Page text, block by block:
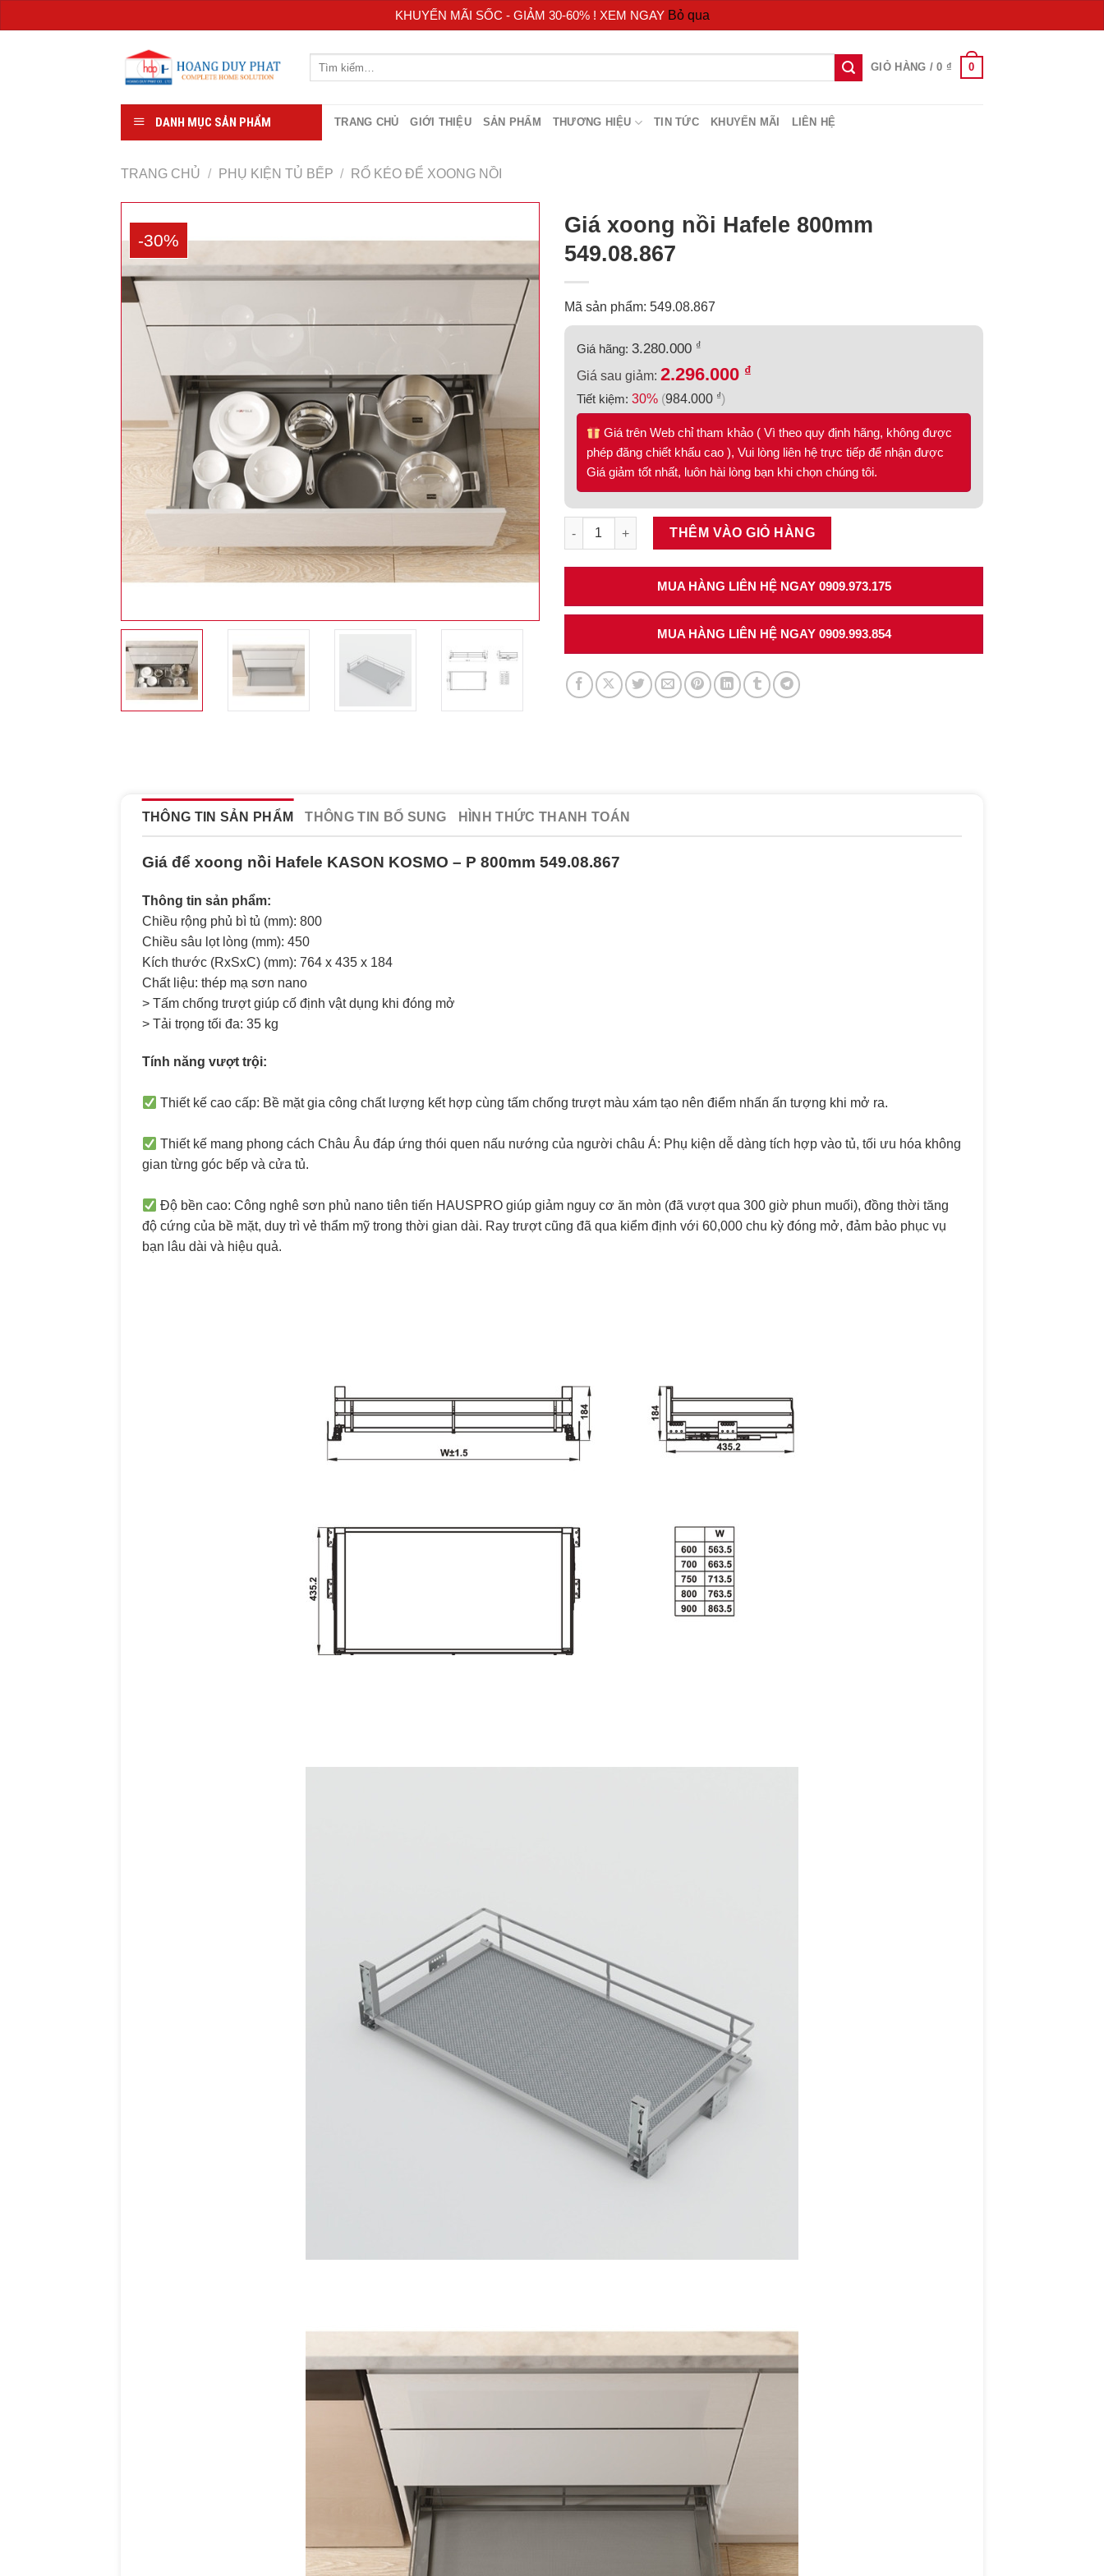
KHUYẾN MÃI SỐC - GIẢM 30-60% ! XEM NGAY Bỏ qua
GIỎ HÀNG /0 ₫ 0
DANH MỤC SẢN PHẨM TRANG CHỦ GIỚI THIỆU SẢN PHẨM THƯƠNG HIỆU TIN TỨC KHUYẾN MÃI LIÊN HỆ
TRANG CHỦ / PHỤ KIỆN TỦ BẾP / RỔ KÉO ĐỂ XOONG NỒI
-30%
Giá xoong nồi Hafele 800mm
549.08.867
Mã sản phẩm: 549.08.867
Giá hãng: 3.280.000 ₫
Giá sau giảm: 2.296.000 ₫
Tiết kiệm: 30% (984.000 ₫)
Giá trên Web chỉ tham khảo ( Vì theo quy định hãng, không được
phép đăng chiết khấu cao ), Vui lòng liên hệ trực tiếp để nhận được
Giá giảm tốt nhất, luôn hài lòng bạn khi chọn chúng tôi.
Giá xoong nồi Hafele 800mm 549.08.867 số lượng
THÊM VÀO GIỎ HÀNG
MUA HÀNG LIÊN HỆ NGAY 0909.973.175
MUA HÀNG LIÊN HỆ NGAY 0909.993.854
THÔNG TIN SẢN PHẨM THÔNG TIN BỔ SUNG HÌNH THỨC THANH TOÁN
Giá để xoong nồi Hafele KASON KOSMO – P 800mm 549.08.867
Thông tin sản phẩm:
Chiều rộng phủ bì tủ (mm): 800
Chiều sâu lọt lòng (mm): 450
Kích thước (RxSxC) (mm): 764 x 435 x 184
Chất liệu: thép mạ sơn nano
> Tấm chống trượt giúp cố định vật dụng khi đóng mở
> Tải trọng tối đa: 35 kg
Tính năng vượt trội:
Thiết kế cao cấp: Bề mặt gia công chất lượng kết hợp cùng tấm chống trượt màu xám tạo nên điểm nhấn ấn tượng khi mở ra.
Thiết kế mang phong cách Châu Âu đáp ứng thói quen nấu nướng của người châu Á: Phụ kiện dễ dàng tích hợp vào tủ, tối ưu hóa không
gian từng góc bếp và cửa tủ.
Độ bền cao: Công nghê sơn phủ nano tiên tiến HAUSPRO giúp giảm nguy cơ ăn mòn (đã vượt qua 300 giờ phun muối), đồng thời tăng
độ cứng của bề mặt, duy trì vẻ thẩm mỹ trong thời gian dài. Ray trượt cũng đã qua kiểm định với 60,000 chu kỳ đóng mở, đảm bảo phục vụ
bạn lâu dài và hiệu quả.